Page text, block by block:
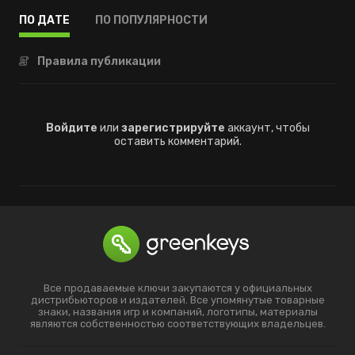
ПО ДАТЕ ПО ПОПУЛЯРНОСТИ
Правила публикации
Войдите или зарегистрируйте аккаунт, чтобы
оставить комментарий.
Все продаваемые ключи закупаются у официальных
дистрибьюторов и издателей. Все упомянутые товарные
знаки, названия игр и компаний, логотипы, материалы
являются собственностью соответствующих владельцев.